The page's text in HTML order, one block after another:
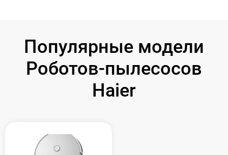
Популярные модели
Роботов-пылесосов
Haier